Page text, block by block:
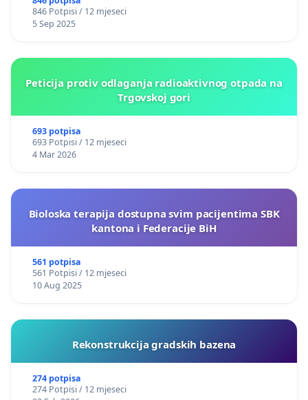
846 Potpisi / 12 mjeseci
5 Sep 2025
Peticija protiv odlaganja radioaktivnog otpada na
Trgovskoj gori
693 potpisa
693 Potpisi / 12 mjeseci
4 Mar 2026
Bioloska terapija dostupna svim pacijentima SBK
kantona i Federacije BiH
561 potpisa
561 Potpisi / 12 mjeseci
10 Aug 2025
Rekonstrukcija gradskih bazena
274 potpisa
274 Potpisi / 12 mjeseci